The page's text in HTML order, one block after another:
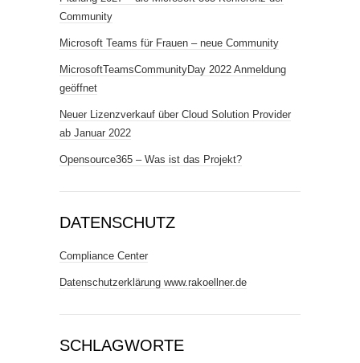
Community
Microsoft Teams für Frauen – neue Community
MicrosoftTeamsCommunityDay 2022 Anmeldung
geöffnet
Neuer Lizenzverkauf über Cloud Solution Provider
ab Januar 2022
Opensource365 – Was ist das Projekt?
DATENSCHUTZ
Compliance Center
Datenschutzerklärung www.rakoellner.de
SCHLAGWORTE